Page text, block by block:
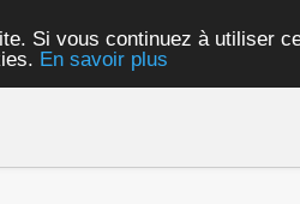
Si vous continuez à utiliser
En savoir plus